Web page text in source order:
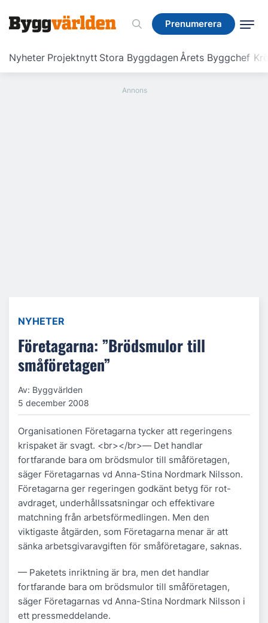
Prenumerera
Nyheter Projektnytt Stora ByggdagenÅrets Byggchef
Prenumerera
NYHETER
Företagarna: ”Brödsmulor till
småföretagen”
Av: Byggvärlden
5 december 2008
Organisationen Företagarna tycker att regeringens
krispaket är svagt. <br></br>— Det handlar
fortfarande bara om brödsmulor till småföretagen,
säger Företagarnas vd Anna-Stina Nordmark Nilsson.
Företagarna ger regeringen godkänt betyg för rot-
avdraget, underhållssatsningar och effektivare
matchning från arbetsförmedlingen. Men den
viktigaste åtgärden, som Företagarna menar är att
sänka arbetsgivaravgiften för småföretagare, saknas.
— Paketets inriktning är bra, men det handlar
fortfarande bara om brödsmulor till småföretagen,
säger Företagarnas vd Anna-Stina Nordmark Nilsson i
ett pressmeddelande.